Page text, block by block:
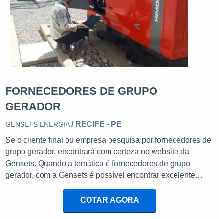
FORNECEDORES DE GRUPO
GERADOR
GENSETS ENERGIA/ RECIFE - PE
Se o cliente final ou empresa pesquisa por fornecedores de
grupo gerador, encontrará com certeza no website da
Gensets. Quando a temática é fornecedores de grupo
gerador, com a Gensets é possível encontrar excelente
dos clientes.MAIS DETALHES SOBRE OS
FORNECEDORES DE GRUPO GERADORHá muitas
COTAR AGORA